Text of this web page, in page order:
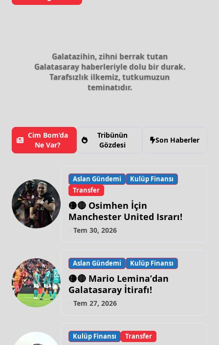
Galatazihin, zihni berrak tutan
Galatasaray haberleriyle dolu bir durak.
Tarafsızlık ilkemiz, tutkumuzun
teminatıdır.
Cim Bom’da
Ne Var?
Tribünün
Gözdesi
Son Haberler
Aslan Gündemi
Kulüp Finansı
Transfer
🟡🔴 Osimhen İçin
Manchester United Israrı!
Tem 30, 2026
Aslan Gündemi Kulüp Finansı
🟡🔴 Mario Lemina’dan
Galatasaray İtirafı!
Tem 27, 2026
Kulüp Finansı Transfer